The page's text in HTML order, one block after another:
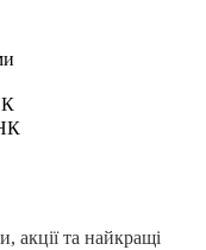
акції та найкращі